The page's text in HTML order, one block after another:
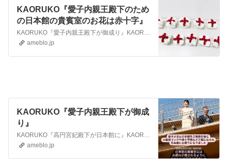
KAORUKO『愛子内親王殿下のため
の日本館の貴賓室のお花は赤十字』
KAORUKO『愛子内親王殿下が御成り』KAORUKO『高円宮妃殿下が日本館に』KAORUKO『ヨルダンのナショナルデーにフセイン皇太子殿下が』この前はサンマ…
ameblo.jp
KAORUKO『愛子内親王殿下が御成
り』
KAORUKO『高円宮妃殿下が日本館に』KAORUKO『ヨルダンのナショナルデーにフセイン皇太子殿下が』この前はサンマリノ🇸🇲やデンマークの🇩🇰国王陛下がいら…
ameblo.jp